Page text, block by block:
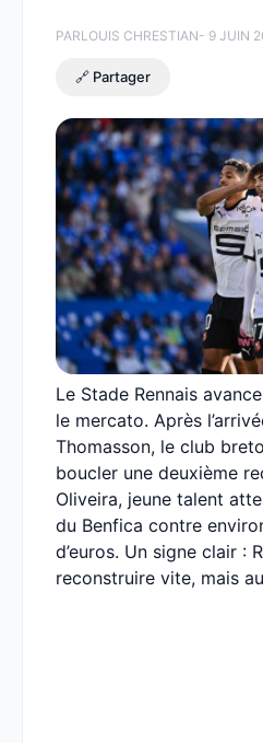
PARLOUIS CHRESTIAN- 9 JUIN
🔗 Partager
Le Stade Rennais
le mercato. Après
Thomasson, le club
boucler une deuxième
Oliveira, jeune talent
du Benfica contre
d’euros. Un signe clair :
reconstruire vite, mais